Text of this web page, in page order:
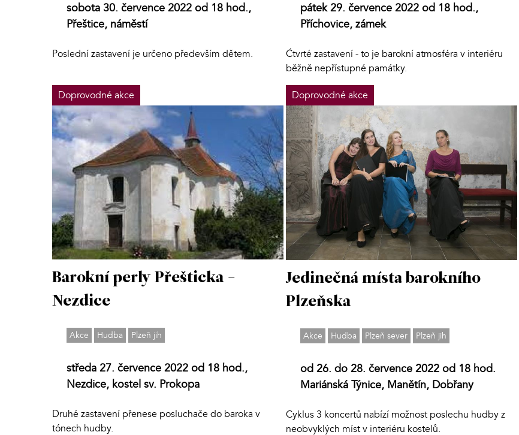
sobota 30. července 2022 od 18 hod.,
Přeštice, náměstí
Poslední zastavení je určeno především dětem.
pátek 29. července 2022 od 18 hod.,
Příchovice, zámek
Ćtvrté zastavení - to je barokní atmosféra v interiéru
běžně nepřístupné památky.
Doprovodné akce
Barokní perly Přešticka -
Nezdice
Akce Hudba Plzeň jih
středa 27. července 2022 od 18 hod.,
Nezdice, kostel sv. Prokopa
Druhé zastavení přenese posluchače do baroka v
tónech hudby.
Doprovodné akce
Jedinečná místa barokního
Plzeňska
Akce Hudba Plzeň sever Plzeň jih
od 26. do 28. července 2022 od 18 hod.
Mariánská Týnice, Manětín, Dobřany
Cyklus 3 koncertů nabízí možnost poslechu hudby z
neobvyklých míst v interiéru kostelů.